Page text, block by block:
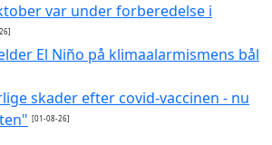
var under forberedelse i
El Niño på klimaalarmismens bål
skader efter covid-vaccinen - nu
[01-08-26]